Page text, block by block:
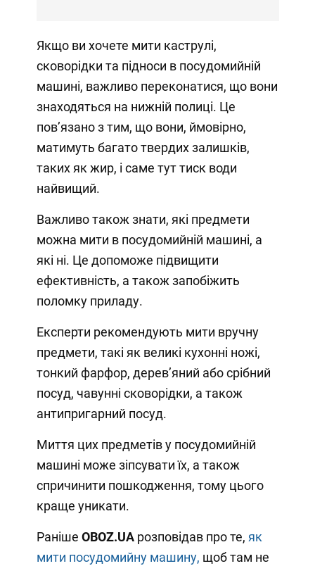
Якщо ви хочете мити каструлі,
сковорідки та підноси в посудомийній
машині, важливо переконатися, що вони
знаходяться на нижній полиці. Це
пов’язано з тим, що вони, ймовірно,
матимуть багато твердих залишків,
таких як жир, і саме тут тиск води
найвищий.
Важливо також знати, які предмети
можна мити в посудомийній машині, а
які ні. Це допоможе підвищити
ефективність, а також запобіжить
поломку приладу.
Експерти рекомендують мити вручну
предмети, такі як великі кухонні ножі,
тонкий фарфор, дерев’яний або срібний
посуд, чавунні сковорідки, а також
антипригарний посуд.
Миття цих предметів у посудомийній
машині може зіпсувати їх, а також
спричинити пошкодження, тому цього
краще уникати.
Раніше OBOZ.UA розповідав про те, як
мити посудомийну машину, щоб там не